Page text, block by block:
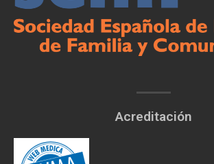
Acreditación